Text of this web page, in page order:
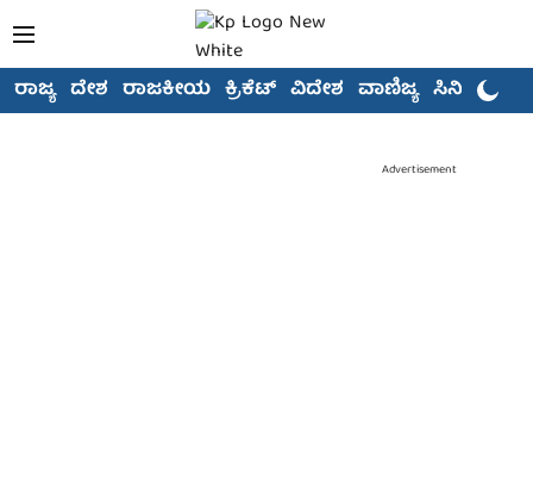
ರಾಜ್ಯ ದೇಶ ರಾಜಕೀಯ ಕ್ರಿಕೆಟ್ ವಿದೇಶ ವಾಣಿಜ್ಯ ಸಿನಿಮಾ
Advertisement